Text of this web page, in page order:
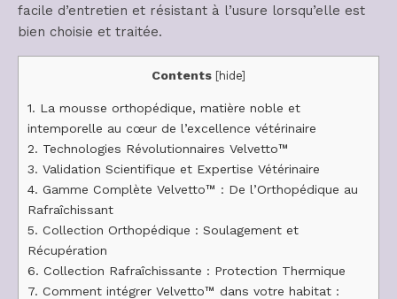
facile d’entretien et résistant à l’usure lorsqu’elle est
bien choisie et traitée.
Contents [hide]
1. La mousse orthopédique, matière noble et
intemporelle au cœur de l’excellence vétérinaire
2. Technologies Révolutionnaires Velvetto™
3. Validation Scientifique et Expertise Vétérinaire
4. Gamme Complète Velvetto™ : De l’Orthopédique au
Rafraîchissant
5. Collection Orthopédique : Soulagement et
Récupération
6. Collection Rafraîchissante : Protection Thermique
7. Comment intégrer Velvetto™ dans votre habitat :